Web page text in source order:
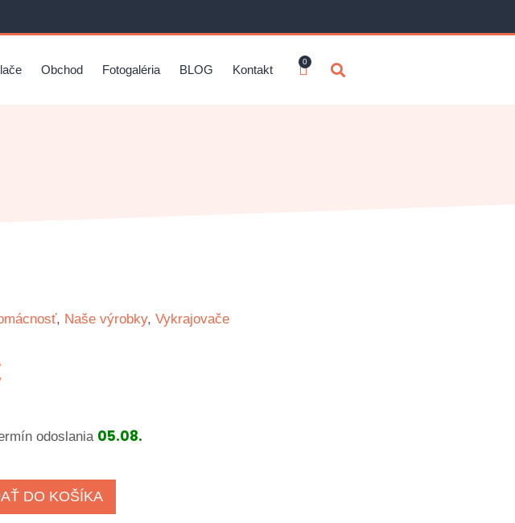
Obchod Fotogaléria BLOG Kontakt
0
, Naše výrobky, Vykrajovače
odoslania 05.08.
DO KOŠÍKA